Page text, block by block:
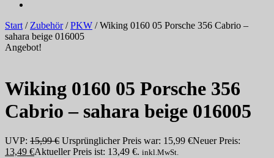
Start/Zubehör/PKW / Wiking 0160 05 Porsche 356 Cabrio –
sahara beige 016005
Angebot!
Wiking 0160 05 Porsche 356
Cabrio – sahara beige 016005
UVP: 15,99€ Ursprünglicher Preis war: 15,99 €Neuer Preis:
13,49 €Aktueller Preis ist: 13,49 €. inkl.MwSt.